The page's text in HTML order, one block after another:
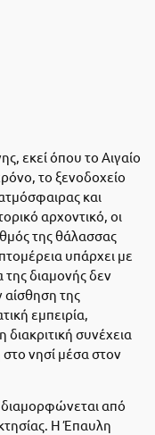
εκεί όπου το Αιγαίο
το ξενοδοχείο
και
αρχοντικό, οι
της θάλασσας
υπάρχει με
διαμονής δεν
αίσθηση της
εμπειρία,
συνέχεια
νησί μέσα στον
από
Η Έπαυλη